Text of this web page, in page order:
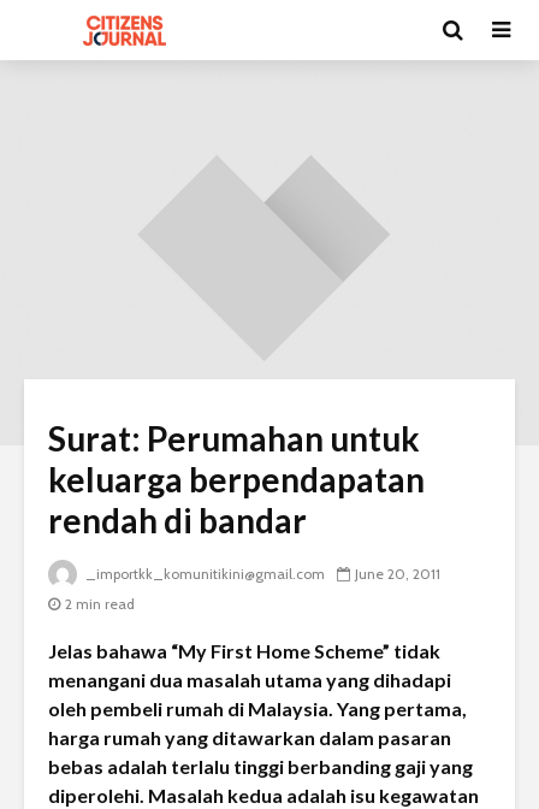
Surat: Perumahan untuk
keluarga berpendapatan
rendah di bandar
_importkk_komunitikini@gmail.com
June 20, 2011
2 min read
Jelas bahawa “My First Home Scheme” tidak
menangani dua masalah utama yang dihadapi
oleh pembeli rumah di Malaysia. Yang pertama,
harga rumah yang ditawarkan dalam pasaran
bebas adalah terlalu tinggi berbanding gaji yang
diperolehi. Masalah kedua adalah isu kegawatan